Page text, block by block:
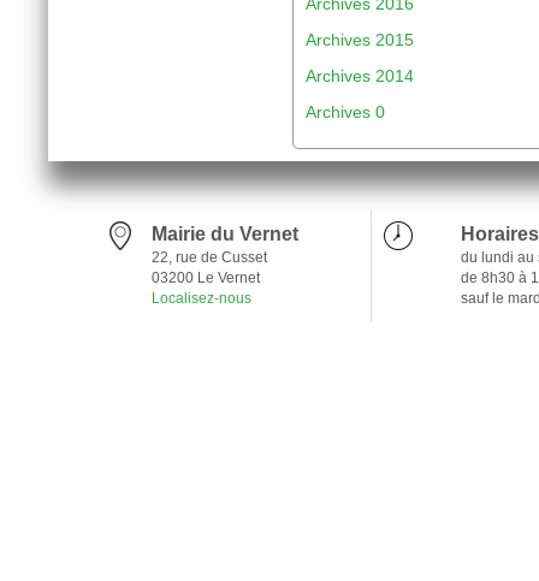
Archives 2015
Archives 2014
Archives 0
Mairie du Vernet
22, rue de Cusset
03200 Le Vernet
Localisez-nous
du lundi au
de 8h30 à
sauf le